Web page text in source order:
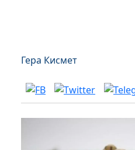
Гера Кисмет